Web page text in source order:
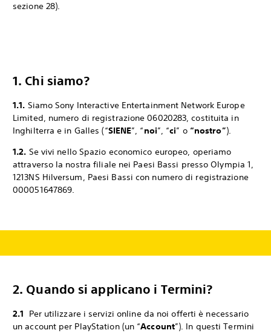
sezione 28).
1. Chi siamo?
1.1. Siamo Sony Interactive Entertainment Network Europe
Limited, numero di registrazione 06020283, costituita in
Inghilterra e in Galles (“SIENE”, “noi”, “ci” o “nostro”).
1.2. Se vivi nello Spazio economico europeo, operiamo
attraverso la nostra filiale nei Paesi Bassi presso Olympia 1,
1213NS Hilversum, Paesi Bassi con numero di registrazione
000051647869.
2. Quando si applicano i Termini?
2.1 Per utilizzare i servizi online da noi offerti è necessario
un account per PlayStation (un “Account”). In questi Termini